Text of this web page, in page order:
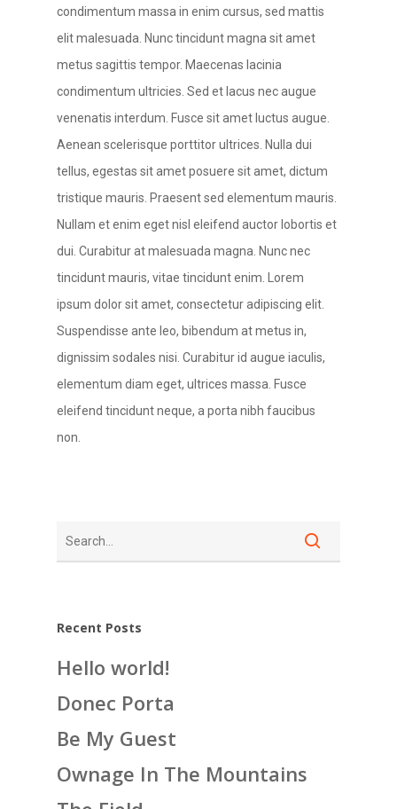
condimentum massa in enim cursus, sed mattis
elit malesuada. Nunc tincidunt magna sit amet
metus sagittis tempor. Maecenas lacinia
condimentum ultricies. Sed et lacus nec augue
venenatis interdum. Fusce sit amet luctus augue.
Aenean scelerisque porttitor ultrices. Nulla dui
tellus, egestas sit amet posuere sit amet, dictum
tristique mauris. Praesent sed elementum mauris.
Nullam et enim eget nisl eleifend auctor lobortis et
dui. Curabitur at malesuada magna. Nunc nec
tincidunt mauris, vitae tincidunt enim. Lorem
ipsum dolor sit amet, consectetur adipiscing elit.
Suspendisse ante leo, bibendum at metus in,
dignissim sodales nisi. Curabitur id augue iaculis,
elementum diam eget, ultrices massa. Fusce
eleifend tincidunt neque, a porta nibh faucibus
non.
Recent Posts
Hello world!
Donec Porta
Be My Guest
Ownage In The Mountains